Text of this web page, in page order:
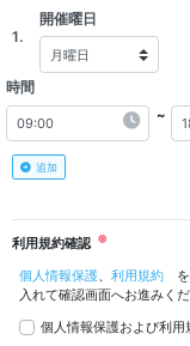
1.
開催曜日
時間
~
追加
利用規約確認
個人情報保護、 利用規約を
入れて確認画面へお進みくだ
個人情報保護および利用